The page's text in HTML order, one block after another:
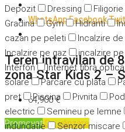
Depozit
Dressing Filigorie
Gradina
Gym Hidranti
cazan pe peleti
Incalzire de
Incalzire pe gaz
incalzire
Interfon
Internet fibra optica
solare
Parcare cu plata
pret
Piscina Pivnita Pod
electric
Semineu pe lemne
indundatie
Senzor miscare
WhatsAppFacebook
Teren intravilan de
zona Star Kids 2 –
64,900 €
PromovatDe vânzare